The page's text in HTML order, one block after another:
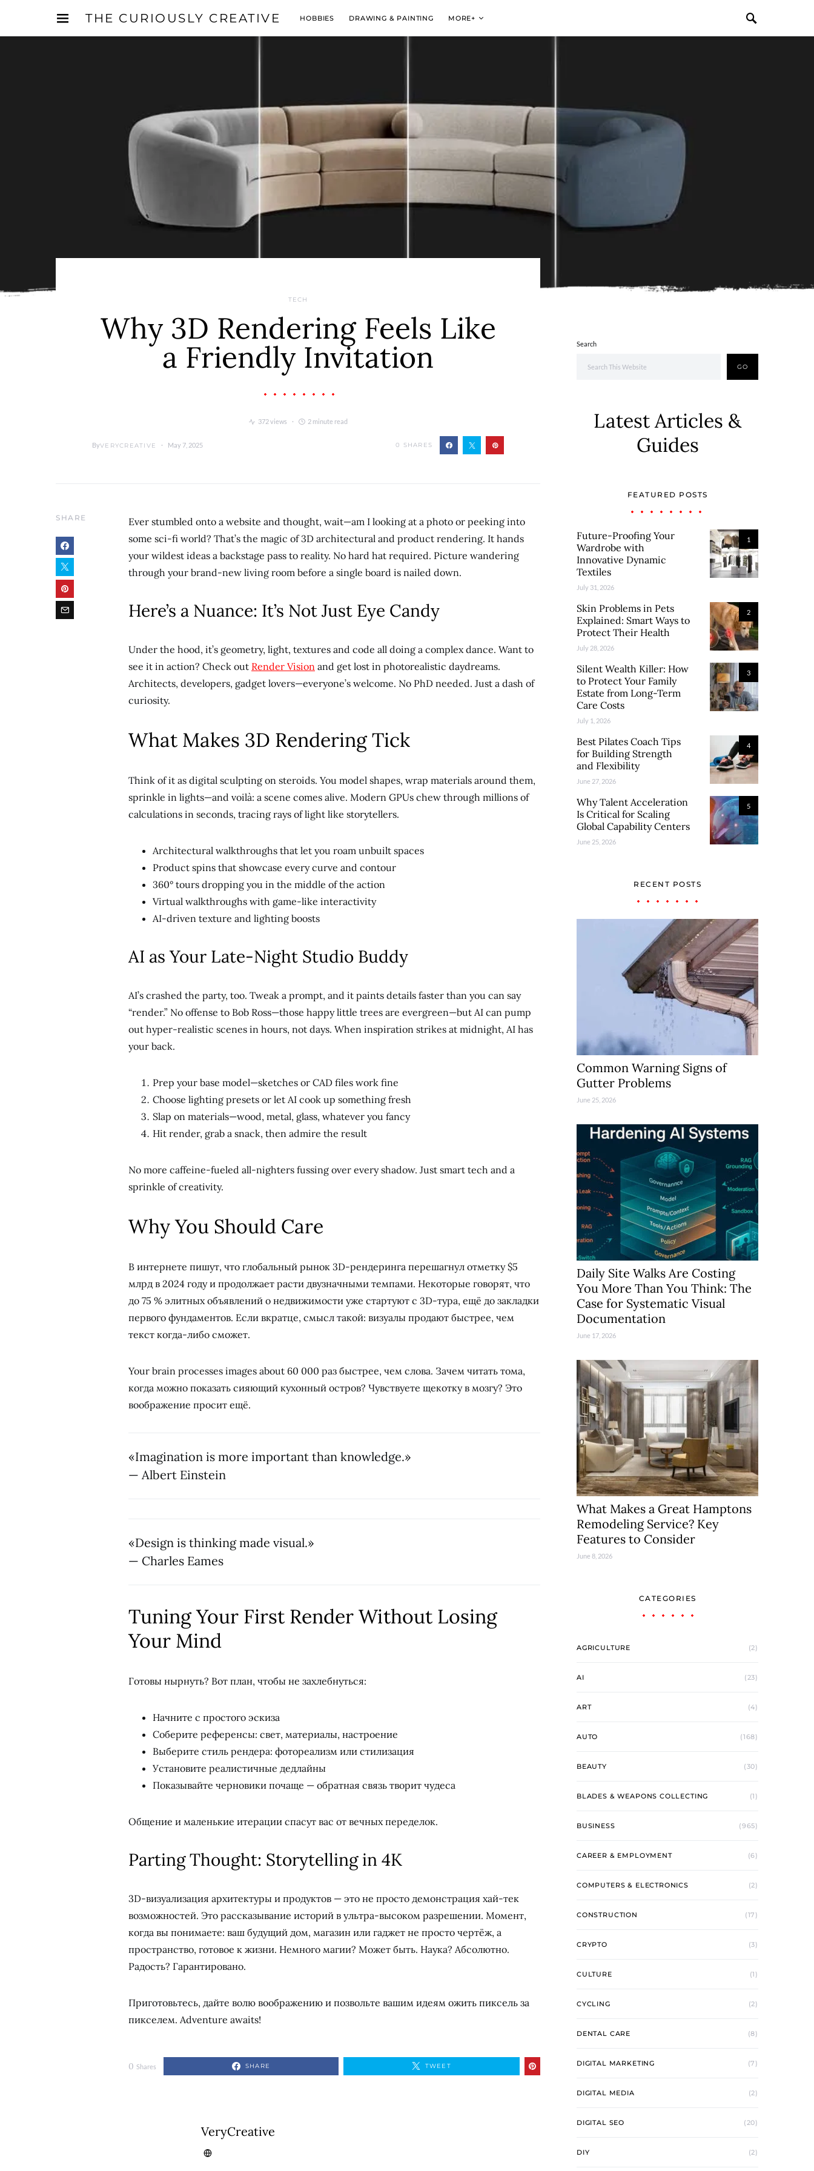
THE CURIOUSLY CREATIVE HOBBIES DRAWING & PAINTING MORE+
TECH
Why 3D Rendering Feels Like
a Friendly Invitation
372 views 2 minute read
ByVERYCREATIVE May 7, 2025 0 SHARES
SHARE
Ever stumbled onto a website and thought, wait—am I looking at a photo or peeking into
some sci-fi world? That’s the magic of 3D architectural and product rendering. It hands
your wildest ideas a backstage pass to reality. No hard hat required. Picture wandering
through your brand-new living room before a single board is nailed down.
Here’s a Nuance: It’s Not Just Eye Candy
Under the hood, it’s geometry, light, textures and code all doing a complex dance. Want to
see it in action? Check out Render Vision and get lost in photorealistic daydreams.
Architects, developers, gadget lovers—everyone’s welcome. No PhD needed. Just a dash of
curiosity.
What Makes 3D Rendering Tick
Think of it as digital sculpting on steroids. You model shapes, wrap materials around them,
sprinkle in lights—and voilà: a scene comes alive. Modern GPUs chew through millions of
calculations in seconds, tracing rays of light like storytellers.
Architectural walkthroughs that let you roam unbuilt spaces
Product spins that showcase every curve and contour
360° tours dropping you in the middle of the action
Virtual walkthroughs with game-like interactivity
AI-driven texture and lighting boosts
AI as Your Late-Night Studio Buddy
AI’s crashed the party, too. Tweak a prompt, and it paints details faster than you can say
“render.” No offense to Bob Ross—those happy little trees are evergreen—but AI can pump
out hyper-realistic scenes in hours, not days. When inspiration strikes at midnight, AI has
your back.
Prep your base model—sketches or CAD files work fine
Choose lighting presets or let AI cook up something fresh
Slap on materials—wood, metal, glass, whatever you fancy
Hit render, grab a snack, then admire the result
No more caffeine-fueled all-nighters fussing over every shadow. Just smart tech and a
sprinkle of creativity.
Why You Should Care
В интернете пишут, что глобальный рынок 3D-рендеринга перешагнул отметку $5
млрд в 2024 году и продолжает расти двузначными темпами. Некоторые говорят, что
до 75 % элитных объявлений о недвижимости уже стартуют с 3D-тура, ещё до закладки
первого фундаментов. Если вкратце, смысл такой: визуалы продают быстрее, чем
текст когда-либо сможет.
Your brain processes images about 60 000 раз быстрее, чем слова. Зачем читать тома,
когда можно показать сияющий кухонный остров? Чувствуете щекотку в мозгу? Это
воображение просит ещё.
«Imagination is more important than knowledge.»
— Albert Einstein
«Design is thinking made visual.»
— Charles Eames
Tuning Your First Render Without Losing
Your Mind
Готовы нырнуть? Вот план, чтобы не захлебнуться:
Начните с простого эскиза
Соберите референсы: свет, материалы, настроение
Выберите стиль рендера: фотореализм или стилизация
Установите реалистичные дедлайны
Показывайте черновики почаще — обратная связь творит чудеса
Общение и маленькие итерации спасут вас от вечных переделок.
Parting Thought: Storytelling in 4K
3D-визуализация архитектуры и продуктов — это не просто демонстрация хай-тек
возможностей. Это рассказывание историй в ультра-высоком разрешении. Момент,
когда вы понимаете: ваш будущий дом, магазин или гаджет не просто чертёж, а
пространство, готовое к жизни. Немного магии? Может быть. Наука? Абсолютно.
Радость? Гарантировано.
Приготовьтесь, дайте волю воображению и позвольте вашим идеям ожить пиксель за
пикселем. Adventure awaits!
0 Shares SHARE TWEET
VeryCreative
Search
GO
Latest Articles &
Guides
FEATURED POSTS
1
Future-Proofing Your
Wardrobe with
Innovative Dynamic
Textiles
July 31, 2026
2
Skin Problems in Pets
Explained: Smart Ways to
Protect Their Health
July 28, 2026
3
Silent Wealth Killer: How
to Protect Your Family
Estate from Long-Term
Care Costs
July 1, 2026
4
Best Pilates Coach Tips
for Building Strength
and Flexibility
June 27, 2026
5
Why Talent Acceleration
Is Critical for Scaling
Global Capability Centers
June 25, 2026
RECENT POSTS
Common Warning Signs of
Gutter Problems
June 25, 2026
Daily Site Walks Are Costing
You More Than You Think: The
Case for Systematic Visual
Documentation
June 17, 2026
What Makes a Great Hamptons
Remodeling Service? Key
Features to Consider
June 8, 2026
CATEGORIES
AGRICULTURE (2)
AI (23)
ART (4)
AUTO (168)
BEAUTY (30)
BLADES & WEAPONS COLLECTING (1)
BUSINESS (965)
CAREER & EMPLOYMENT (6)
COMPUTERS & ELECTRONICS (2)
CONSTRUCTION (17)
CRYPTO (3)
CULTURE (1)
CYCLING (2)
DENTAL CARE (8)
DIGITAL MARKETING (7)
DIGITAL MEDIA (2)
DIGITAL SEO (20)
DIY (2)